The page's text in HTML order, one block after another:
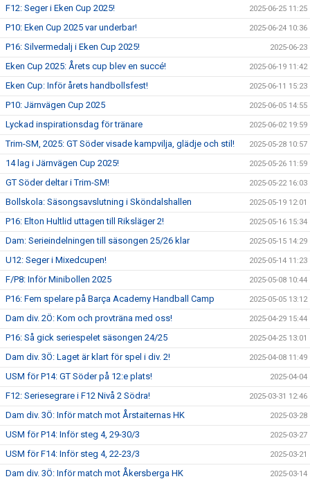
F12: Seger i Eken Cup 2025! 2025-06-25 11:25
P10: Eken Cup 2025 var underbar! 2025-06-24 10:36
P16: Silvermedalj i Eken Cup 2025! 2025-06-23
Eken Cup 2025: Årets cup blev en succé! 2025-06-19 11:42
Eken Cup: Inför årets handbollsfest! 2025-06-11 15:23
P10: Järnvägen Cup 2025 2025-06-05 14:55
Lyckad inspirationsdag för tränare 2025-06-02 19:59
Trim-SM, 2025: GT Söder visade kampvilja, glädje och stil! 2025-05-28 10:57
14 lag i Järnvägen Cup 2025! 2025-05-26 11:59
GT Söder deltar i Trim-SM! 2025-05-22 16:03
Bollskola: Säsongsavslutning i Sköndalshallen 2025-05-19 12:01
P16: Elton Hultlid uttagen till Riksläger 2! 2025-05-16 15:34
Dam: Serieindelningen till säsongen 25/26 klar 2025-05-15 14:29
U12: Seger i Mixedcupen! 2025-05-14 11:23
F/P8: Inför Minibollen 2025 2025-05-08 10:44
P16: Fem spelare på Barça Academy Handball Camp 2025-05-05 13:12
Dam div. 2Ö: Kom och provträna med oss! 2025-04-29 15:44
P16: Så gick seriespelet säsongen 24/25 2025-04-25 13:01
Dam div. 3Ö: Laget är klart för spel i div. 2! 2025-04-08 11:49
USM för P14: GT Söder på 12:e plats! 2025-04-04
F12: Seriesegrare i F12 Nivå 2 Södra! 2025-03-31 12:46
Dam div. 3Ö: Inför match mot Årstaiternas HK 2025-03-28
USM för P14: Inför steg 4, 29-30/3 2025-03-27
USM för F14: Inför steg 4, 22-23/3 2025-03-21
Dam div. 3Ö: Inför match mot Åkersberga HK 2025-03-14